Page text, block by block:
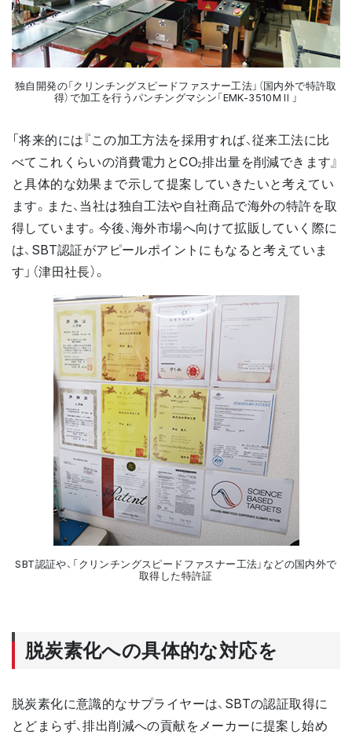
独自開発の「クリンチングスピードファスナー工法」（国内外で特許取
得）で加工を行うパンチングマシン「EMK-3510MⅡ」
「将来的には『この加工方法を採用すれば、従来工法に比
べてこれくらいの消費電力とCO2排出量を削減できます』
と具体的な効果まで示して提案していきたいと考えてい
ます。また、当社は独自工法や自社商品で海外の特許を取
得しています。今後、海外市場へ向けて拡販していく際に
は、SBT認証がアピールポイントにもなると考えていま
す」（津田社長）。
SBT認証や、「クリンチングスピードファスナー工法」などの国内外で
取得した特許証
脱炭素化への具体的な対応を
脱炭素化に意識的なサプライヤーは、SBTの認証取得に
とどまらず、排出削減への貢献をメーカーに提案し始め